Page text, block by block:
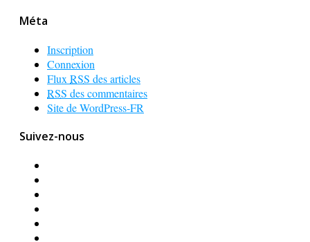
Méta
Inscription
Connexion
Flux RSS des articles
RSS des commentaires
Site de WordPress-FR
Suivez-nous